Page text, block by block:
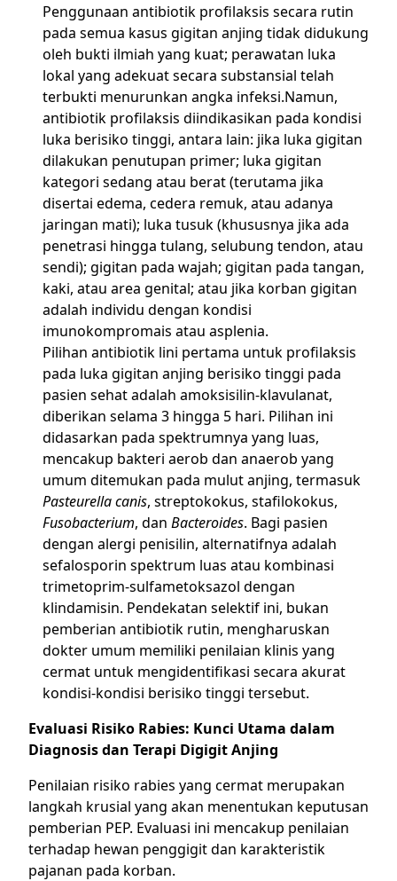
Penggunaan antibiotik profilaksis secara rutin
pada semua kasus gigitan anjing tidak didukung
oleh bukti ilmiah yang kuat; perawatan luka
lokal yang adekuat secara substansial telah
terbukti menurunkan angka infeksi.Namun,
antibiotik profilaksis diindikasikan pada kondisi
luka berisiko tinggi, antara lain: jika luka gigitan
dilakukan penutupan primer; luka gigitan
kategori sedang atau berat (terutama jika
disertai edema, cedera remuk, atau adanya
jaringan mati); luka tusuk (khususnya jika ada
penetrasi hingga tulang, selubung tendon, atau
sendi); gigitan pada wajah; gigitan pada tangan,
kaki, atau area genital; atau jika korban gigitan
adalah individu dengan kondisi
imunokompromais atau asplenia.
Pilihan antibiotik lini pertama untuk profilaksis
pada luka gigitan anjing berisiko tinggi pada
pasien sehat adalah amoksisilin-klavulanat,
diberikan selama 3 hingga 5 hari. Pilihan ini
didasarkan pada spektrumnya yang luas,
mencakup bakteri aerob dan anaerob yang
umum ditemukan pada mulut anjing, termasuk
Pasteurella canis, streptokokus, stafilokokus,
Fusobacterium, dan Bacteroides. Bagi pasien
dengan alergi penisilin, alternatifnya adalah
sefalosporin spektrum luas atau kombinasi
trimetoprim-sulfametoksazol dengan
klindamisin. Pendekatan selektif ini, bukan
pemberian antibiotik rutin, mengharuskan
dokter umum memiliki penilaian klinis yang
cermat untuk mengidentifikasi secara akurat
kondisi-kondisi berisiko tinggi tersebut.
Evaluasi Risiko Rabies: Kunci Utama dalam
Diagnosis dan Terapi Digigit Anjing
Penilaian risiko rabies yang cermat merupakan
langkah krusial yang akan menentukan keputusan
pemberian PEP. Evaluasi ini mencakup penilaian
terhadap hewan penggigit dan karakteristik
pajanan pada korban.